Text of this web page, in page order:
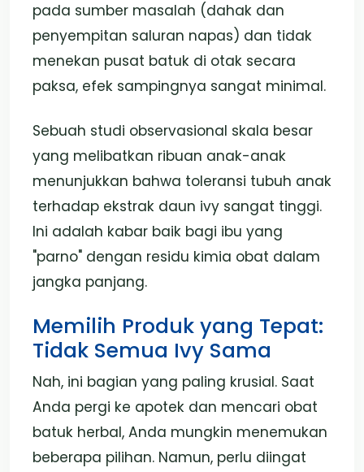
pada sumber masalah (dahak dan
penyempitan saluran napas) dan tidak
menekan pusat batuk di otak secara
paksa, efek sampingnya sangat minimal.
Sebuah studi observasional skala besar
yang melibatkan ribuan anak-anak
menunjukkan bahwa toleransi tubuh anak
terhadap ekstrak daun ivy sangat tinggi.
Ini adalah kabar baik bagi ibu yang
"parno" dengan residu kimia obat dalam
jangka panjang.
Memilih Produk yang Tepat:
Tidak Semua Ivy Sama
Nah, ini bagian yang paling krusial. Saat
Anda pergi ke apotek dan mencari obat
batuk herbal, Anda mungkin menemukan
beberapa pilihan. Namun, perlu diingat